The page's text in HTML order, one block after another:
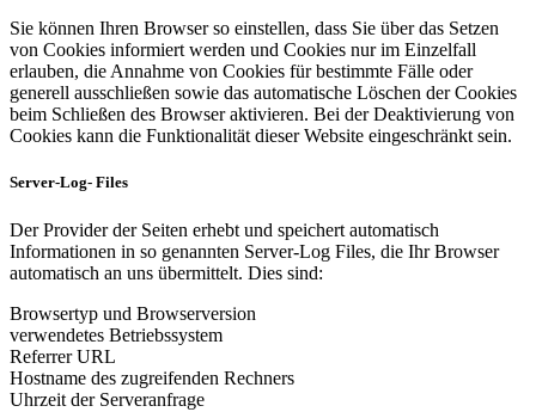
Sie können Ihren Browser so einstellen, dass Sie über das Setzen
von Cookies informiert werden und Cookies nur im Einzelfall
erlauben, die Annahme von Cookies für bestimmte Fälle oder
generell ausschließen sowie das automatische Löschen der Cookies
beim Schließen des Browser aktivieren. Bei der Deaktivierung von
Cookies kann die Funktionalität dieser Website eingeschränkt sein.
Server-Log- Files
Der Provider der Seiten erhebt und speichert automatisch
Informationen in so genannten Server-Log Files, die Ihr Browser
automatisch an uns übermittelt. Dies sind:
Browsertyp und Browserversion
verwendetes Betriebssystem
Referrer URL
Hostname des zugreifenden Rechners
Uhrzeit der Serveranfrage